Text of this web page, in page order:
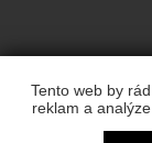
Tento web by
reklam a
Webdesign&